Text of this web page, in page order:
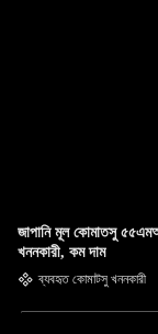
জাপানি মূল কোমাতসু
খননকারী, কম দাম
ব্যবহৃত কোমাটসু খননকারী